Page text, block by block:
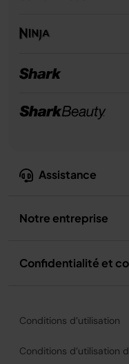
Assistance
Notre entreprise
Confidentialité et
Conditions d’utilisation
Conditions d’utilisation